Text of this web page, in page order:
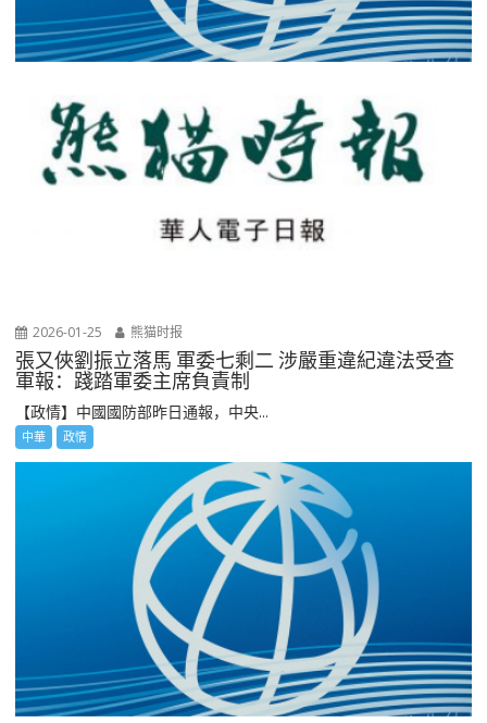
2026-01-25 熊猫时报
張又俠劉振立落馬 軍委七剩二 涉嚴重違紀違法受查
軍報：踐踏軍委主席負責制
【政情】中國國防部昨日通報，中央...
中華 政情